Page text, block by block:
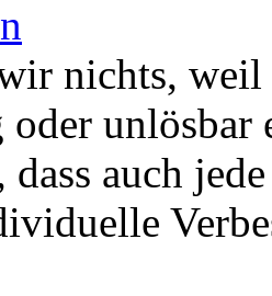
nichts, weil
unlösbar
auch